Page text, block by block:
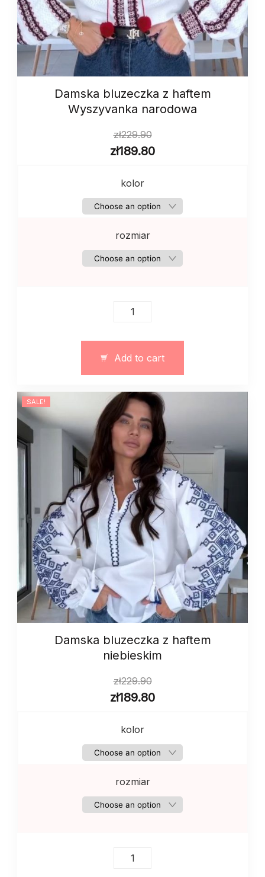
Damska bluzeczka z haftem
Wyszyvanka narodowa
zł229.90
zł189.80
kolor
rozmiar
Damska
Wyszyvanka
narodowa
quantity
Add to cart
SALE!
Damska bluzeczka z haftem
niebieskim
zł229.90
zł189.80
kolor
rozmiar
Damska